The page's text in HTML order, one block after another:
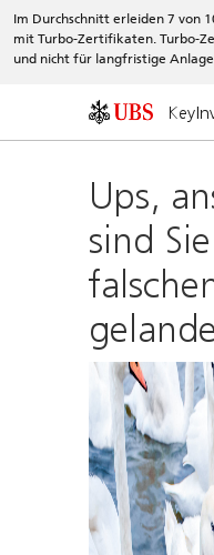
Im Durchschnitt erleiden 7 von
mit Turbo-Zertifikaten. Turbo-
und nicht für langfristige
Ups,
sind